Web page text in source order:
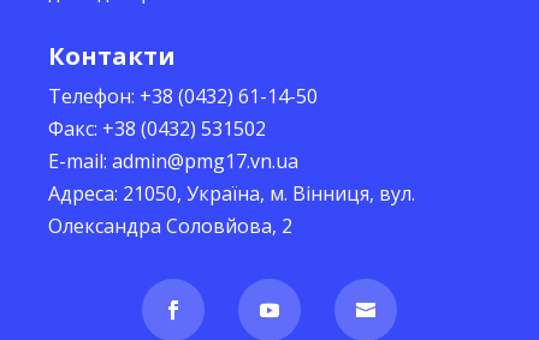
Контакти
Телефон: +38 (0432) 61-14-50
Факс: +38 (0432) 531502
E-mail: admin@pmg17.vn.ua
Адреса: 21050, Україна, м. Вінниця, вул.
Олександра Соловйова, 2